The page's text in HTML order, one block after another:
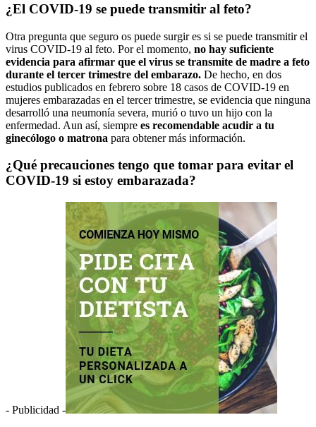
¿El COVID-19 se puede transmitir al feto?
Otra pregunta que seguro os puede surgir es si se puede transmitir el
virus COVID-19 al feto. Por el momento, no hay suficiente
evidencia para afirmar que el virus se transmite de madre a feto
durante el tercer trimestre del embarazo. De hecho, en dos
estudios publicados en febrero sobre 18 casos de COVID-19 en
mujeres embarazadas en el tercer trimestre, se evidencia que ninguna
desarrolló una neumonía severa, murió o tuvo un hijo con la
enfermedad. Aun así, siempre es recomendable acudir a tu
ginecólogo o matrona para obtener más información.
¿Qué precauciones tengo que tomar para evitar el
COVID-19 si estoy embarazada?
- Publicidad -